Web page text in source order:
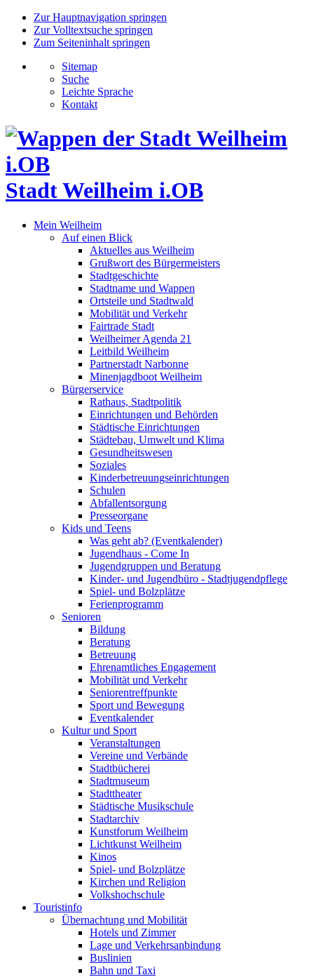
Zur Hauptnavigation springen
Zur Volltextsuche springen
Zum Seiteninhalt springen
Sitemap
Suche
Leichte Sprache
Kontakt
Stadt Weilheim i.OB
Mein Weilheim
Auf einen Blick
Aktuelles aus Weilheim
Grußwort des Bürgermeisters
Stadtgeschichte
Stadtname und Wappen
Ortsteile und Stadtwald
Mobilität und Verkehr
Fairtrade Stadt
Weilheimer Agenda 21
Leitbild Weilheim
Partnerstadt Narbonne
Minenjagdboot Weilheim
Bürgerservice
Rathaus, Stadtpolitik
Einrichtungen und Behörden
Städtische Einrichtungen
Städtebau, Umwelt und Klima
Gesundheitswesen
Soziales
Kinderbetreuungseinrichtungen
Schulen
Abfallentsorgung
Presseorgane
Kids und Teens
Was geht ab? (Eventkalender)
Jugendhaus - Come In
Jugendgruppen und Beratung
Kinder- und Jugendbüro - Stadtjugendpflege
Spiel- und Bolzplätze
Ferienprogramm
Senioren
Bildung
Beratung
Betreuung
Ehrenamtliches Engagement
Mobilität und Verkehr
Seniorentreffpunkte
Sport und Bewegung
Eventkalender
Kultur und Sport
Veranstaltungen
Vereine und Verbände
Stadtbücherei
Stadtmuseum
Stadttheater
Städtische Musikschule
Stadtarchiv
Kunstforum Weilheim
Lichtkunst Weilheim
Kinos
Spiel- und Bolzplätze
Kirchen und Religion
Volkshochschule
Touristinfo
Übernachtung und Mobilität
Hotels und Zimmer
Lage und Verkehrsanbindung
Buslinien
Bahn und Taxi